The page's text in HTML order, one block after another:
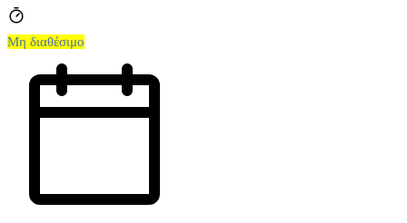
Μη διαθέσιμο